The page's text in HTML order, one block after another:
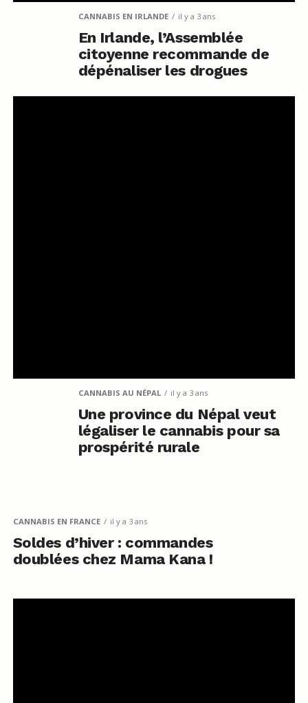
CANNABIS EN IRLANDE il y a 3 ans
En Irlande, l’Assemblée
citoyenne recommande de
dépénaliser les drogues
CANNABIS AU NÉPAL il y a 3 ans
Une province du Népal veut
légaliser le cannabis pour sa
prospérité rurale
CANNABIS EN FRANCE il y a 3 ans
Soldes d’hiver : commandes
doublées chez Mama Kana !